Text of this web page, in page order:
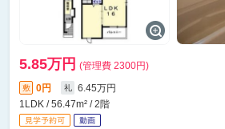
5.85万円 (管理費 2300円)
敷 0円 礼
6.45万円
1LDK / 56.47m² / 2階